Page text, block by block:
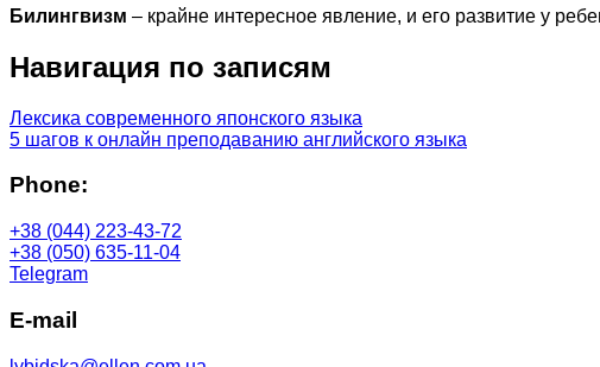
Билингвизм – крайне интересное явление, и его развитие у
Навигация по записям
Лексика современного японского языка
5 шагов к онлайн преподаванию английского языка
Phone:
+38 (044) 223-43-72
+38 (050) 635-11-04
Telegram
E-mail